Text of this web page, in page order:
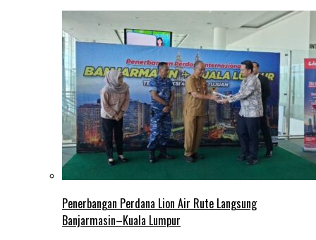
Penerbangan Perdana Lion Air Rute Langsung
Banjarmasin–Kuala Lumpur